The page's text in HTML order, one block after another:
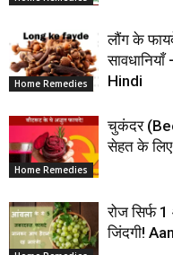
Home Remedies
लौंग के
Hindi
Home Remedies
चुकंदर
सेहत के लिए
रोज सिर्फ
जिंदगी!